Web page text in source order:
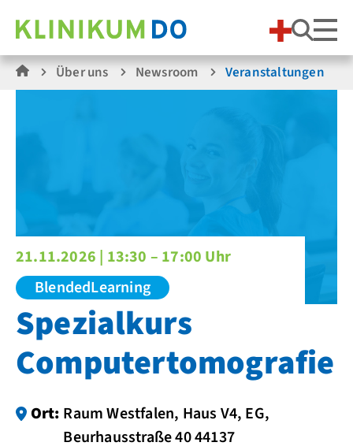
Über uns Newsroom Veranstaltungen
21.11.2026 | 13:30 – 17:00 Uhr
BlendedLearning
Spezialkurs
Computertomografie
Ort: Raum Westfalen, Haus V4, EG,
Beurhausstraße 40 44137